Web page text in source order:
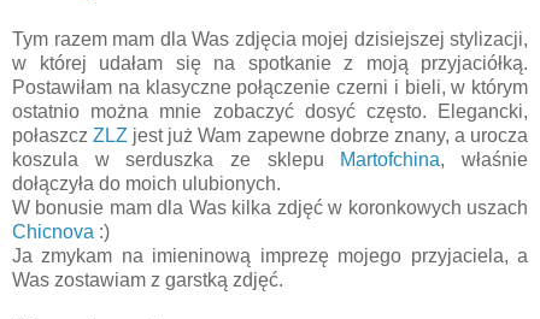
Tym razem mam dla Was zdjęcia mojej dzisiejszej stylizacji,
w której udałam się na spotkanie z moją przyjaciółką.
Postawiłam na klasyczne połączenie czerni i bieli, w którym
ostatnio można mnie zobaczyć dosyć często. Elegancki,
połaszczZLZ jest już Wam zapewne dobrze znany, a urocza
koszula w serduszka ze sklepu Martofchina, właśnie
dołączyła do moich ulubionych.
W bonusie mam dla Was kilka zdjęć w koronkowych uszach
Chicnova :)
Ja zmykam na imieninową imprezę mojego przyjaciela, a
Was zostawiam z garstką zdjęć.